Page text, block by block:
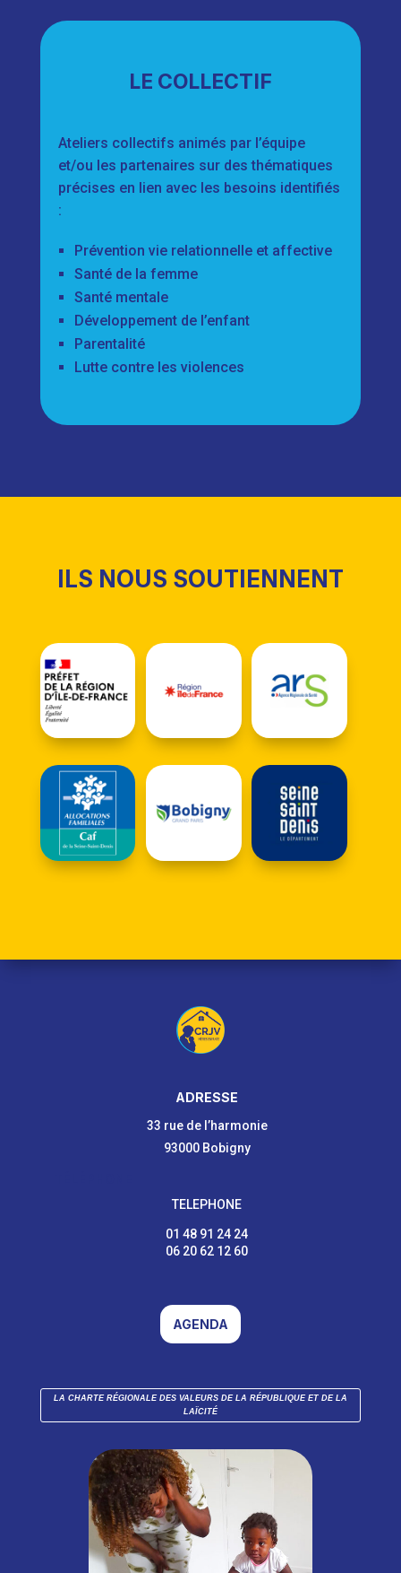
LE COLLECTIF
Ateliers collectifs animés par l’équipe
et/ou les partenaires sur des thématiques
précises en lien avec les besoins identifiés
:
Prévention vie relationnelle et affective
Santé de la femme
Santé mentale
Développement de l’enfant
Parentalité
Lutte contre les violences
ILS NOUS SOUTIENNENT
ADRESSE
33 rue de l’harmonie
93000 Bobigny
TELEPHONE
01 48 91 24 24
06 20 62 12 60
AGENDA
LA CHARTE RÉGIONALE DES VALEURS DE LA RÉPUBLIQUE ET DE LA
LAÏCITÉ